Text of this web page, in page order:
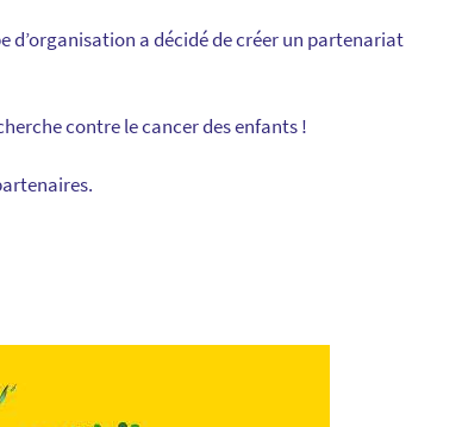
d’organisation a décidé de créer un partenariat
contre le cancer des enfants !